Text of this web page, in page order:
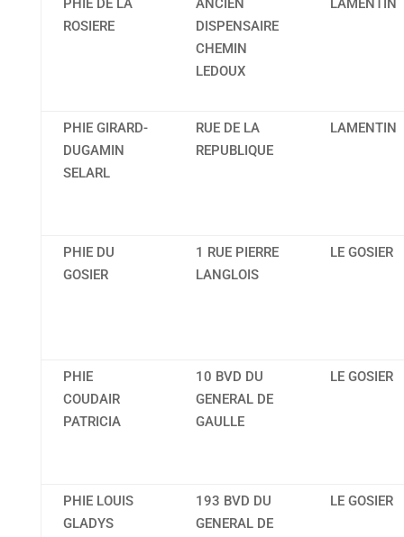
PHIE DE LA
ROSIERE
ANCIEN
DISPENSAIRE
CHEMIN
LEDOUX
LAMENTIN
PHIE GIRARD-
DUGAMIN
SELARL
RUE DE LA
REPUBLIQUE
LAMENTIN
PHIE DU
GOSIER
1 RUE PIERRE
LANGLOIS
LE GOSIER
PHIE
COUDAIR
PATRICIA
10 BVD DU
GENERAL DE
GAULLE
LE GOSIER
PHIE LOUIS
GLADYS
193 BVD DU
GENERAL DE
LE GOSIER